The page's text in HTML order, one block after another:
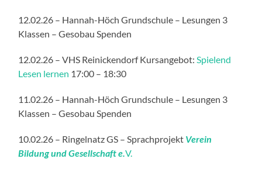
12.02.26 – Hannah-Höch Grundschule – Lesungen 3
Klassen – Gesobau Spenden
12.02.26 – VHS Reinickendorf Kursangebot: Spielend
Lesen lernen 17:00 – 18:30
11.02.26 – Hannah-Höch Grundschule – Lesungen 3
Klassen – Gesobau Spenden
10.02.26 – Ringelnatz GS – Sprachprojekt Verein
Bildung und Gesellschaft e.V.